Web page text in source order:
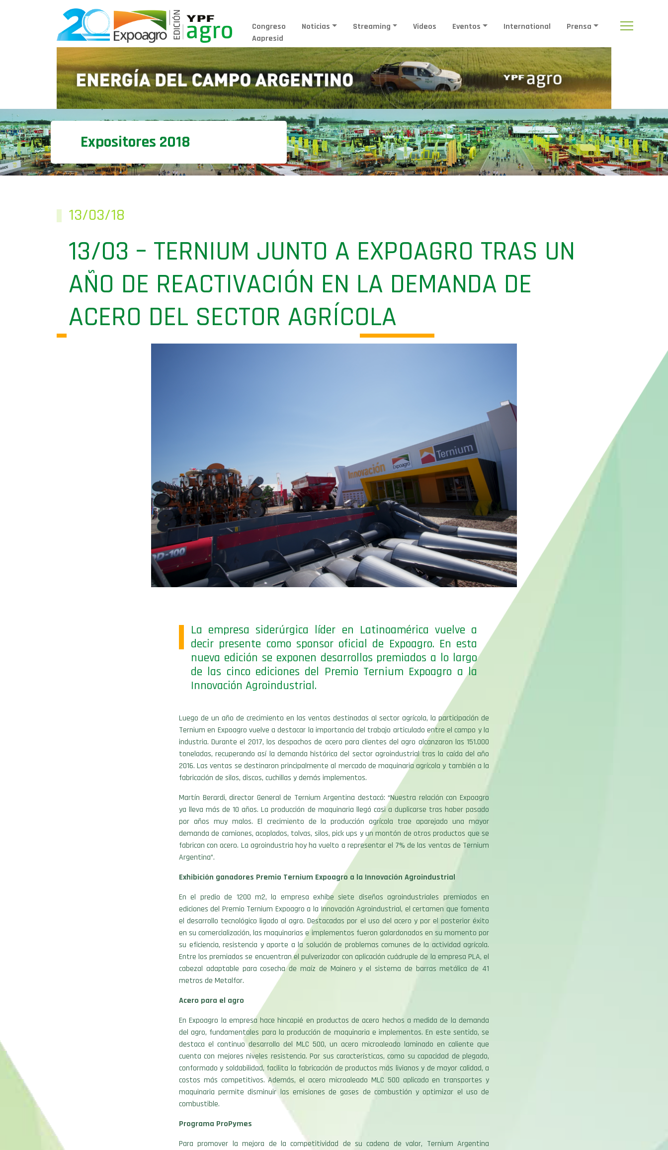
Congreso
Aapresid
Noticias Streaming Videos Eventos International Prensa
Expositores 2018
13/03/18
13/03 – TERNIUM JUNTO A EXPOAGRO TRAS UN
AÑO DE REACTIVACIÓN EN LA DEMANDA DE
ACERO DEL SECTOR AGRÍCOLA
La empresa siderúrgica líder en Latinoamérica vuelve a
decir presente como sponsor oficial de Expoagro. En esta
nueva edición se exponen desarrollos premiados a lo largo
de las cinco ediciones del Premio Ternium Expoagro a la
Innovación Agroindustrial.
Luego de un año de crecimiento en las ventas destinadas al sector agrícola, la participación de
Ternium en Expoagro vuelve a destacar la importancia del trabajo articulado entre el campo y la
industria. Durante el 2017, los despachos de acero para clientes del agro alcanzaron las 151.000
toneladas, recuperando así la demanda histórica del sector agroindustrial tras la caída del año
2016. Las ventas se destinaron principalmente al mercado de maquinaria agrícola y también a la
fabricación de silos, discos, cuchillas y demás implementos.
Martín Berardi, director General de Ternium Argentina destacó: “Nuestra relación con Expoagro
ya lleva más de 10 años. La producción de maquinaria llegó casi a duplicarse tras haber pasado
por años muy malos. El crecimiento de la producción agrícola trae aparejado una mayor
demanda de camiones, acoplados, tolvas, silos, pick ups y un montón de otros productos que se
fabrican con acero. La agroindustria hoy ha vuelto a representar el 7% de las ventas de Ternium
Argentina”.
Exhibición ganadores Premio Ternium Expoagro a la Innovación Agroindustrial
En el predio de 1200 m2, la empresa exhibe siete diseños agroindustriales premiados en
ediciones del Premio Ternium Expoagro a la Innovación Agroindustrial, el certamen que fomenta
el desarrollo tecnológico ligado al agro. Destacadas por el uso del acero y por el posterior éxito
en su comercialización, las maquinarias e implementos fueron galardonados en su momento por
su eficiencia, resistencia y aporte a la solución de problemas comunes de la actividad agrícola.
Entre los premiados se encuentran el pulverizador con aplicación cuádruple de la empresa PLA, el
cabezal adaptable para cosecha de maíz de Mainero y el sistema de barras metálica de 41
metros de Metalfor.
Acero para el agro
En Expoagro la empresa hace hincapié en productos de acero hechos a medida de la demanda
del agro, fundamentales para la producción de maquinaria e implementos. En este sentido, se
destaca el continuo desarrollo del MLC 500, un acero microaleado laminado en caliente que
cuenta con mejores niveles resistencia. Por sus características, como su capacidad de plegado,
conformado y soldabilidad, facilita la fabricación de productos más livianos y de mayor calidad, a
costos más competitivos. Además, el acero microaleado MLC 500 aplicado en transportes y
maquinaria permite disminuir las emisiones de gases de combustión y optimizar el uso de
combustible.
Programa ProPymes
Para promover la mejora de la competitividad de su cadena de valor, Ternium Argentina